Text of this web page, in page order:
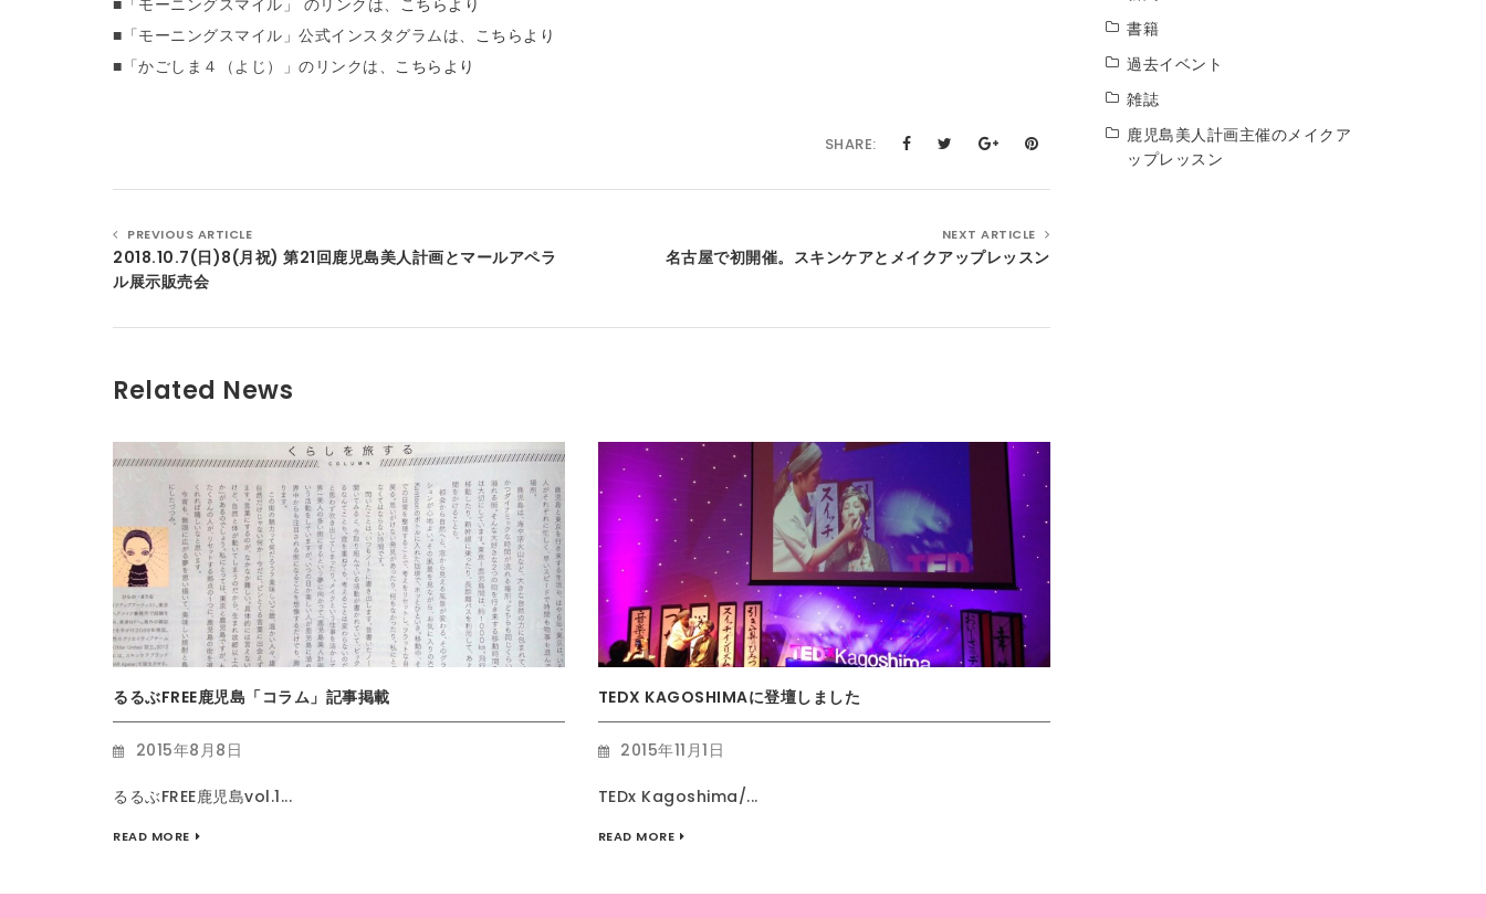
■「モーニングスマイル」 のリンクは、 こちらより
■「モーニングスマイル」公式インスタグラムは、 こちらより
■「かごしま４（よじ）」のリンクは、 こちらより
SHARE:
PREVIOUS ARTICLE
2018.10.7(日)8(月祝) 第21回鹿児島美人計画とマールアペラ
ル展示販売会
NEXT ARTICLE
名古屋で初開催。スキンケアとメイクアップレッスン
Related News
るるぶFREE鹿児島「コラム」記事掲載
2015年8月8日
るるぶFREE鹿児島vol.1...
READ MORE
TEDX KAGOSHIMAに登壇しました
2015年11月1日
TEDx Kagoshima/...
READ MORE
書籍
過去イベント
雑誌
鹿児島美人計画主催のメイクア
ップレッスン